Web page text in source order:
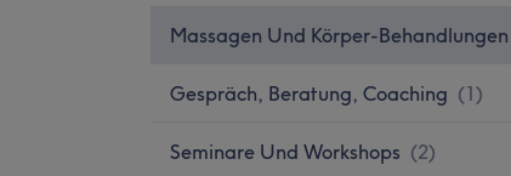
Massagen Und Körper-Behandlungen
Gespräch, Beratung, Coaching (1)
Seminare Und Workshops (2)